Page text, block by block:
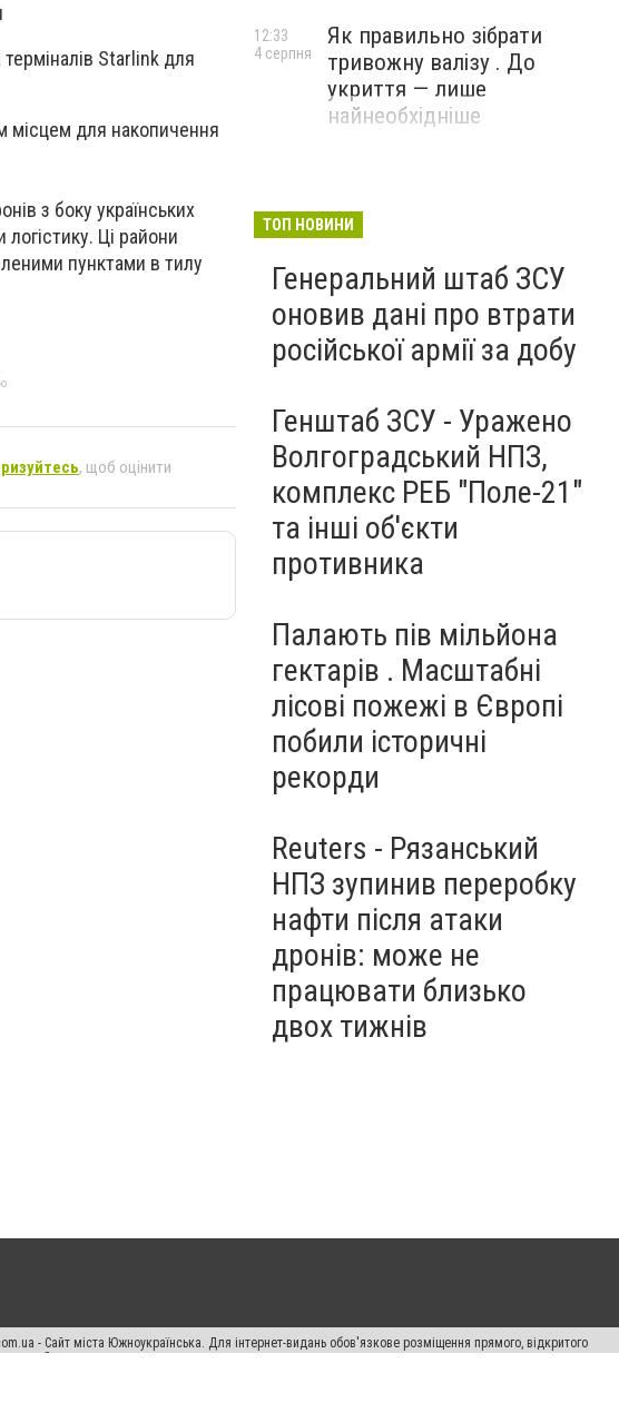
Starlink для
місцем для накопичення
з боку українських
Ці райони
пунктами в тилу
, щоб оцінити
Як правильно зібрати
тривожну валізу . До
укриття — лише
найнеобхідніше
12:33
4 серпня
ТОП НОВИНИ
Генеральний штаб ЗСУ
оновив дані про втрати
російської армії за добу
Генштаб ЗСУ - Уражено
Волгоградський НПЗ,
комплекс РЕБ "Поле-21"
та інші об'єкти
противника
Палають пів мільйона
гектарів . Масштабні
лісові пожежі в Європі
побили історичні
рекорди
Reuters - Рязанський
НПЗ зупинив переробку
нафти після атаки
дронів: може не
працювати близько
двох тижнів
- Сайт міста Южноукраїнська. Для інтернет-видань обов'язкове розміщення прямого, відкритого
Законом.